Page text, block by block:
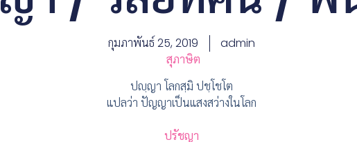
กุมภาพันธ์ 25, 2019
admin
สุภาษิต
ปญฺญา โลกสฺมิ ปชฺโชโต
แปลว่า ปัญญาเป็นแสงสว่างในโลก
ปรัชญา